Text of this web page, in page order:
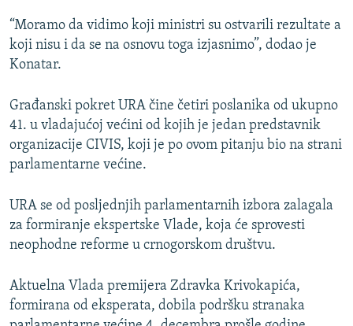
“Moramo da vidimo koji ministri su ostvarili rezultate a
koji nisu i da se na osnovu toga izjasnimo”, dodao je
Konatar.
Građanski pokret URA čine četiri poslanika od ukupno
41. u vladajućoj većini od kojih je jedan predstavnik
organizacije CIVIS, koji je po ovom pitanju bio na strani
parlamentarne većine.
URA se od posljednjih parlamentarnih izbora zalagala
za formiranje ekspertske Vlade, koja će sprovesti
neophodne reforme u crnogorskom društvu.
Aktuelna Vlada premijera Zdravka Krivokapića,
formirana od eksperata, dobila podršku stranaka